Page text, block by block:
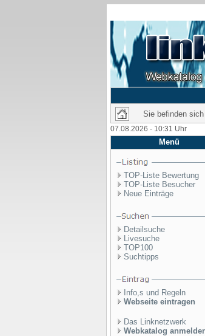
Sie befinden
07.08.2026 - 10:31 Uhr
Menü
TOP-Liste Bewertung
TOP-Liste Besucher
Neue Einträge
Detailsuche
Livesuche
TOP100
Suchtipps
Info,s und Regeln
Webseite eintragen
Das Linknetzwerk
Webkatalog